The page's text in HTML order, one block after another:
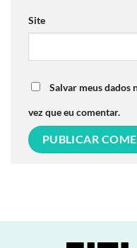
Site
Salvar meus dados
vez que eu comentar.